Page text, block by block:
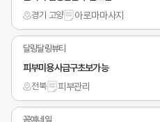
경기 고양 아로마마사지
달링달링뷰티
피부미용사급구초보가능
전북 피부관리
꼼예네일